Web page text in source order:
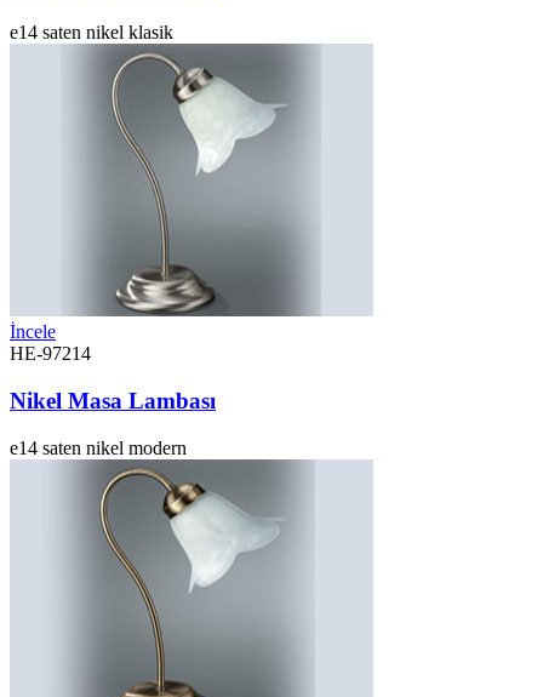
e14 saten nikel klasik
İncele
HE-97214
Nikel Masa Lambası
e14 saten nikel modern